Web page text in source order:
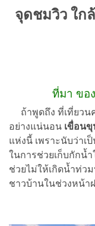
จุดชมวิว ใก
ที่มา ขอ
ถ้าพูดถึง ที่เที่ยวน
อย่างแน่นอน เขื่อน
แห่งนี้ เพราะนับว่าเ
ในการช่วยเก็บกักน้
ช่วยไม่ให้เกิดน้ำท่ว
ชาวบ้านในช่วงหน้า